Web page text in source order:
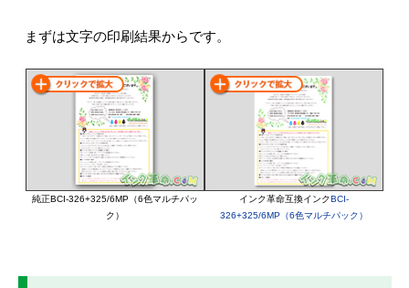
まずは文字の印刷結果からです。
純正BCI-326+325/6MP（6色マルチパッ
ク）
インク革命互換インクBCI-
326+325/6MP（6色マルチパック）